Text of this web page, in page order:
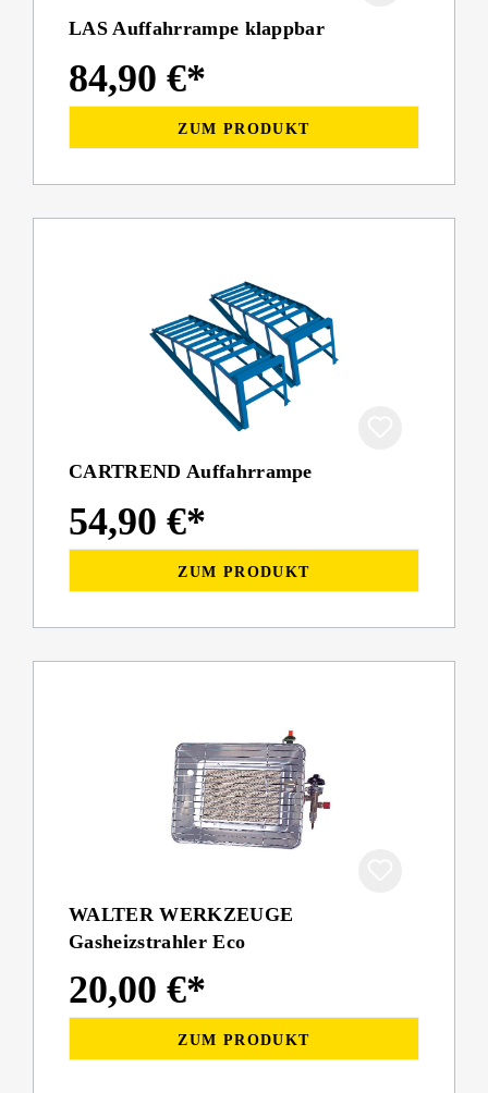
LAS Auffahrrampe klappbar
84,90 €*
ZUM PRODUKT
CARTREND Auffahrrampe
54,90 €*
ZUM PRODUKT
WALTER WERKZEUGE
Gasheizstrahler Eco
20,00 €*
ZUM PRODUKT